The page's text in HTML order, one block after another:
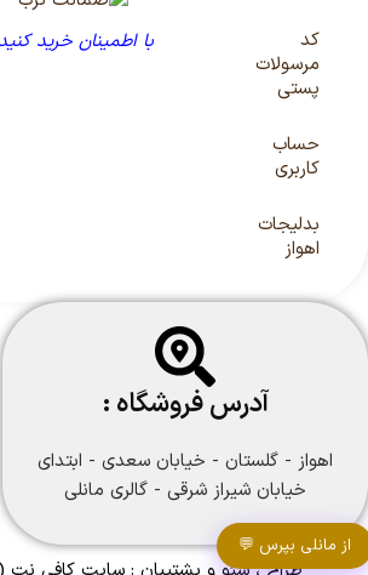
کد
مرسولات
پستی
حساب
کاربری
بدلیجات
اهواز
با اطمینان خرید کنید
آدرس فروشگاه :
اهواز - گلستان - خیابان سعدی - ابتدای
خیابان شیراز شرقی - گالری مانلی
از مانلی بپرس 💬